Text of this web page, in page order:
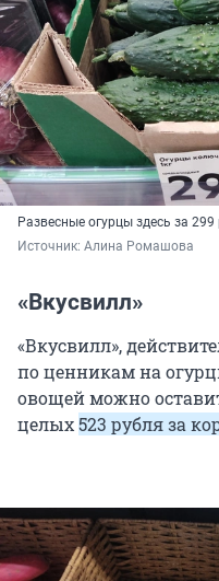
Развесные огурцы здесь за 299
Источник: Алина Ромашова
«Вкусвилл»
«Вкусвилл»,
по ценникам на
овощей можно
целых523 рубля за